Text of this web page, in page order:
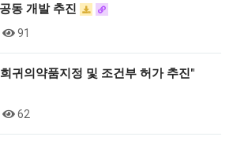
동 개발 추진
91
귀의약품지정 및 조건부 허가 추진"
62